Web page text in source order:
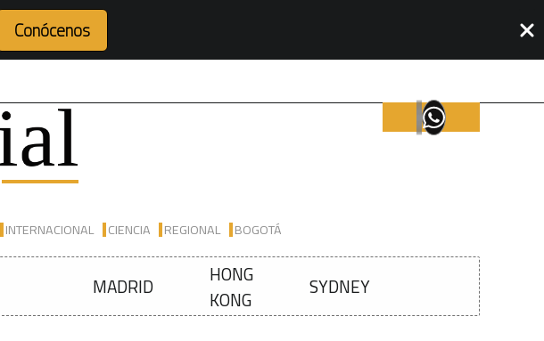
Conócenos
INTERNACIONAL CIENCIA REGIONAL BOGOTÁ
MADRID
HONG
KONG
SYDNEY